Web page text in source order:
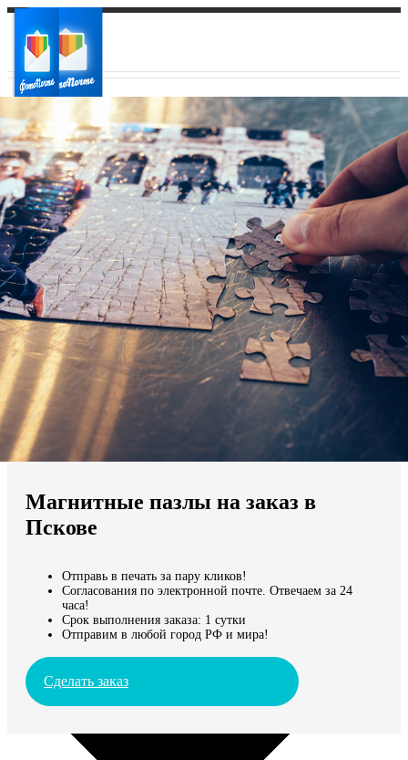
Ваш город:
Ваш регион доставки
Выберите из списка:
Мы доставляем по всему миру
Продолжить без города
Магнитные пазлы на заказ в
Пскове
Отправь в печать за пару кликов!
Согласования по электронной почте. Отвечаем за 24
часа!
Срок выполнения заказа: 1 сутки
Отправим в любой город РФ и мира!
Сделать заказ